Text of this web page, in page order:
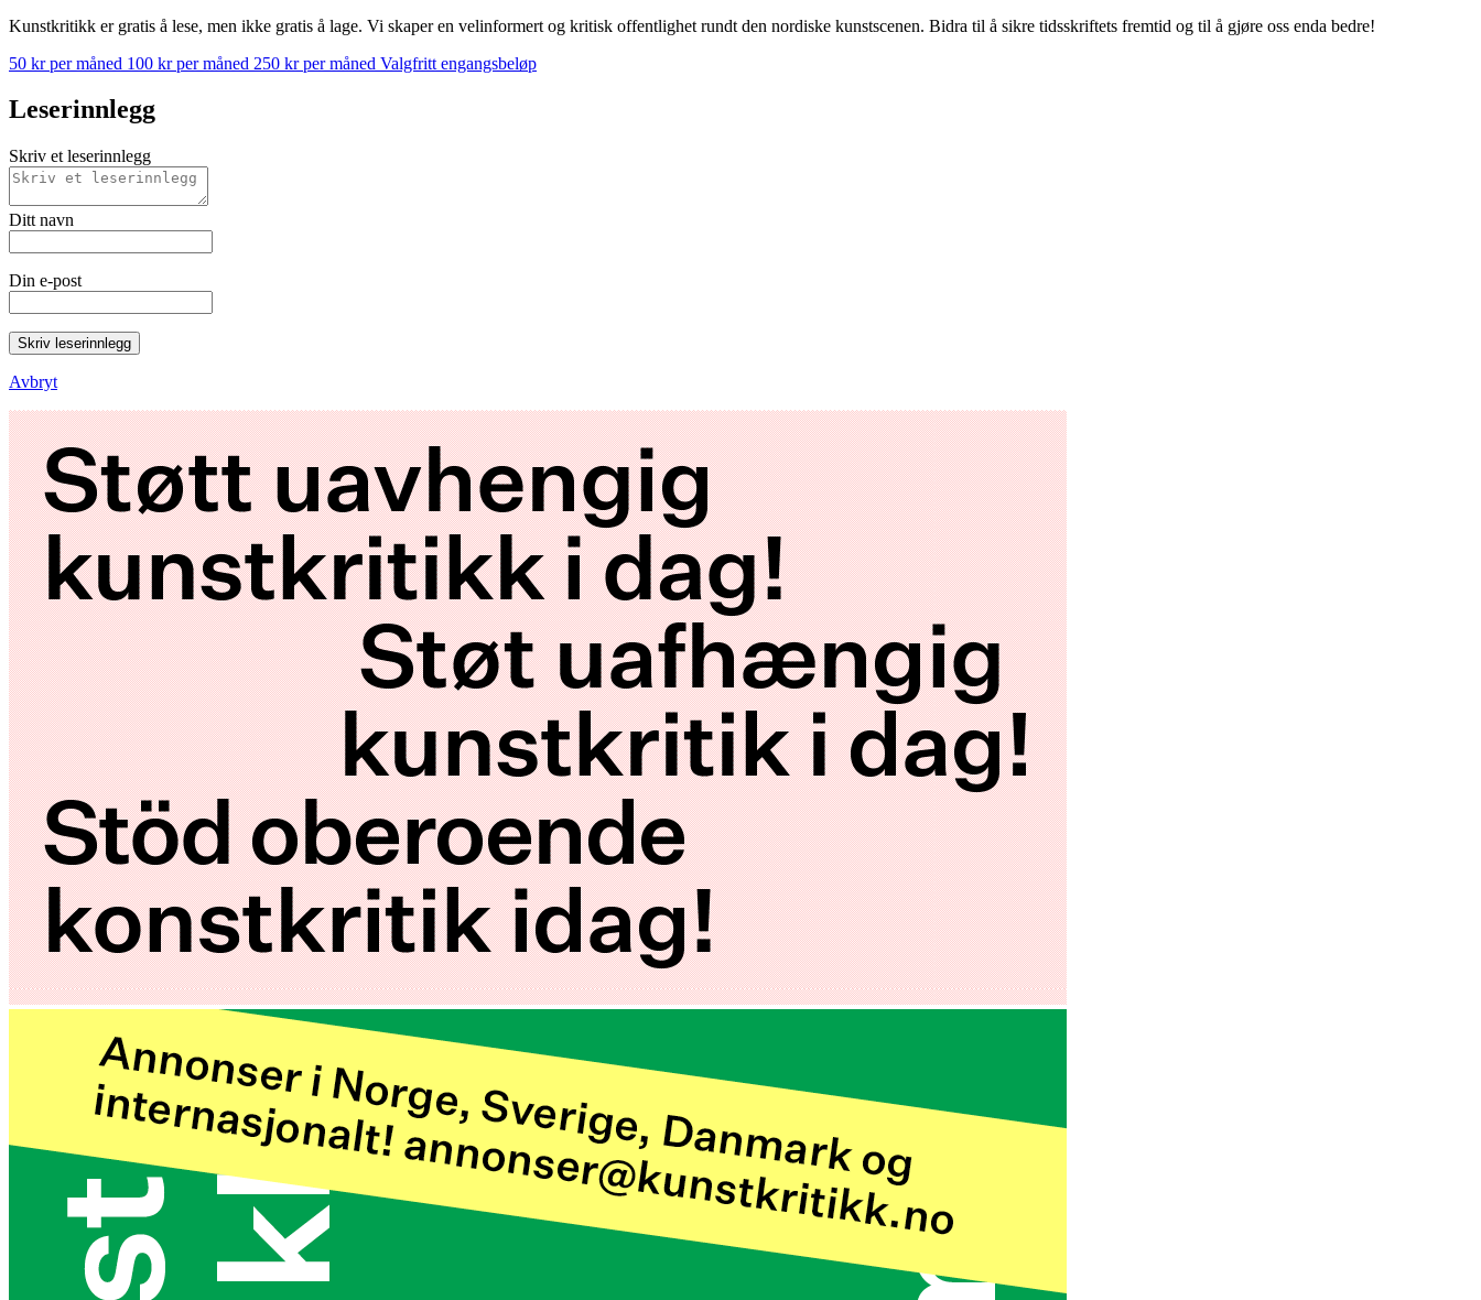
Kunstkritikk er gratis å lese, men ikke gratis å lage. Vi skaper en velinformert og kritisk offentlighet rundt den nordiske kunstscenen. Bidra til å sikre tidsskriftets fremtid og til å gjøre oss enda bedre!
50 kr per måned 100 kr per måned 250 kr per måned Valgfritt engangsbeløp
Leserinnlegg
Skriv et leserinnlegg
Ditt navn
Din e-post
Skriv leserinnlegg
Avbryt